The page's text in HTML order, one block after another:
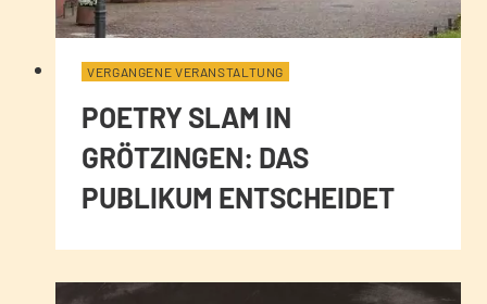
VERGANGENE VERANSTALTUNG
POETRY SLAM IN
GRÖTZINGEN: DAS
PUBLIKUM ENTSCHEIDET